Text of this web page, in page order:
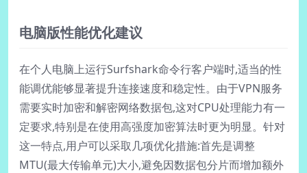
电脑版性能优化建议
在个人电脑上运行Surfshark命令行客户端时,适当的性
能调优能够显著提升连接速度和稳定性。由于VPN服务
需要实时加密和解密网络数据包,这对CPU处理能力有一
定要求,特别是在使用高强度加密算法时更为明显。针对
这一特点,用户可以采取几项优化措施:首先是调整
MTU(最大传输单元)大小,避免因数据包分片而增加额外